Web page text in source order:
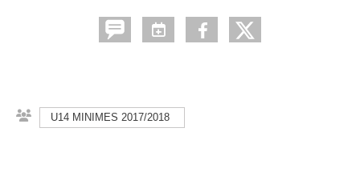
U14 MINIMES 2017/2018